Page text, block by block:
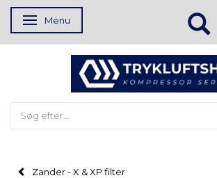
Skifte navigation
Menu
Zander - X & XP filter